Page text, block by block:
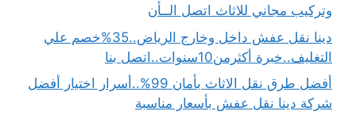
وتركيب مجاني للاثاث اتصل الــأن
دينا نقل عفش داخل وخارج الرياض..35%خصم علي
التغليف..خبرة أكثرمن10سنوات..اتصل بنا
أفضل طرق نقل الاثاث بأمان 99%..أسرار اختيار أفضل
شركة دينا نقل عفش بأسعار مناسبة